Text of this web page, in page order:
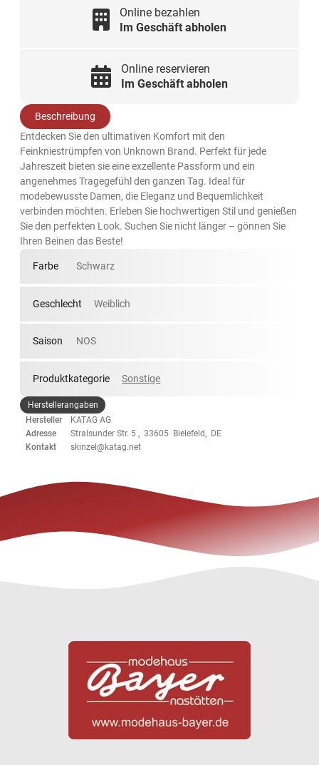
Online bezahlen
Im Geschäft abholen
Online reservieren
Im Geschäft abholen
Beschreibung
Entdecken Sie den ultimativen Komfort mit den
Feinkniestrümpfen von Unknown Brand. Perfekt für jede
Jahreszeit bieten sie eine exzellente Passform und ein
angenehmes Tragegefühl den ganzen Tag. Ideal für
modebewusste Damen, die Eleganz und Bequemlichkeit
verbinden möchten. Erleben Sie hochwertigen Stil und genießen
Sie den perfekten Look. Suchen Sie nicht länger – gönnen Sie
Ihren Beinen das Beste!
Farbe Schwarz
Geschlecht Weiblich
Saison NOS
Produktkategorie Sonstige
Herstellerangaben
Hersteller
KATAG AG
Adresse
Stralsunder Str. 5 , 33605 Bielefeld, DE
Kontakt
skinzel@katag.net